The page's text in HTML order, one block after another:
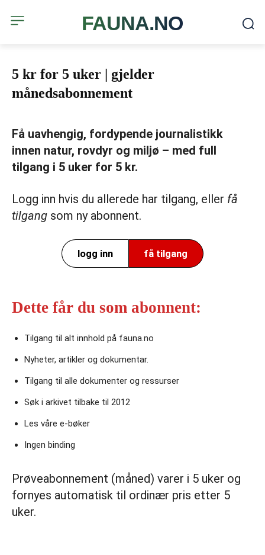
FAUNA.NO
5 kr for 5 uker | gjelder
månedsabonnement
Få uavhengig, fordypende journalistikk
innen natur, rovdyr og miljø – med full
tilgang i 5 uker for 5 kr.
Logg inn hvis du allerede har tilgang, eller få
tilgang som ny abonnent.
logg inn få tilgang
Dette får du som abonnent:
Tilgang til alt innhold på fauna.no
Nyheter, artikler og dokumentar.
Tilgang til alle dokumenter og ressurser
Søk i arkivet tilbake til 2012
Les våre e‑bøker
Ingen binding
Prøveabonnement (måned) varer i 5 uker og
fornyes automatisk til ordinær pris etter 5
uker.